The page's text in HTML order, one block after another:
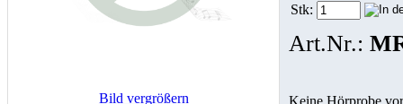
Bild vergrößern
Stk:
Art.Nr.:
Keine Hörprobe